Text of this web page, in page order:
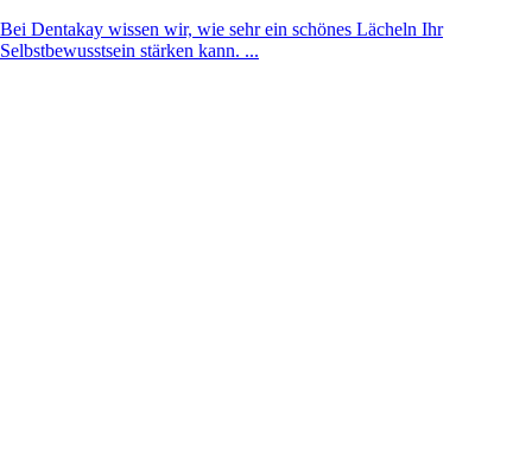
Bei Dentakay wissen wir, wie sehr ein schönes Lächeln Ihr
Selbstbewusstsein stärken kann. ...